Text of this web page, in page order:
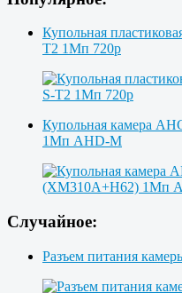
Купольная
T2 1Мп 720p
Купольная камера
1Мп AHD-M
Случайное:
Разъем питания